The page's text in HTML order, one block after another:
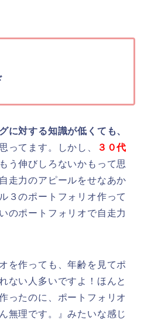
に対する知識が低くても、
ってます。しかし、
３０代
う伸びしろないかもって思
走力のアピールをせなあか
３のポートフォリオ作って
のポートフォリオで自走力
を作っても、年齢を見てポ
ない人多いですよ！ほんと
ったのに、ポートフォリオ
無理です。』みたいな感じ